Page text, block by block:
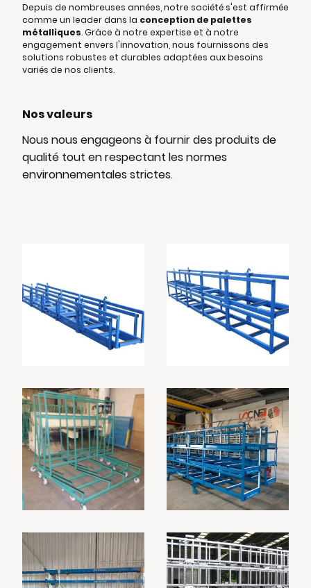
Depuis de nombreuses années, notre société s'est affirmée
comme un leader dans la conception de palettes
métalliques. Grâce à notre expertise et à notre
engagement envers l'innovation, nous fournissons des
solutions robustes et durables adaptées aux besoins
variés de nos clients.
Nos valeurs
Nous nous engageons à fournir des produits de
qualité tout en respectant les normes
environnementales strictes.